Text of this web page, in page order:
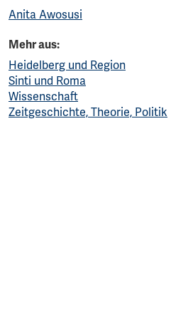
Anita Awosusi
Mehr aus:
Heidelberg und Region
Sinti und Roma
Wissenschaft
Zeitgeschichte, Theorie, Politik